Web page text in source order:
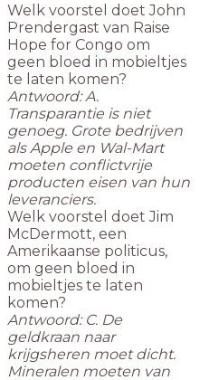
Welk voorstel doet John
Prendergast van Raise
Hope for Congo om
geen bloed in mobieltjes
te laten komen?
Antwoord: A.
Transparantie is niet
genoeg. Grote bedrijven
als Apple en Wal-Mart
moeten conflictvrije
producten eisen van hun
leveranciers.
Welk voorstel doet Jim
McDermott, een
Amerikaanse politicus,
om geen bloed in
mobieltjes te laten
komen?
Antwoord: C. De
geldkraan naar
krijgsheren moet dicht.
Mineralen moeten van